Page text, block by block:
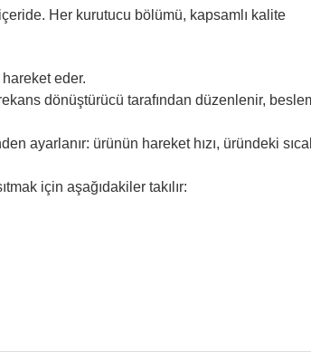
içeride. Her kurutucu bölümü, kapsamlı kalite
eder.
dönüştürücü tarafından düzenlenir,
ayarlanır: ürünün hareket hızı, üründeki
için aşağıdakiler takılır: